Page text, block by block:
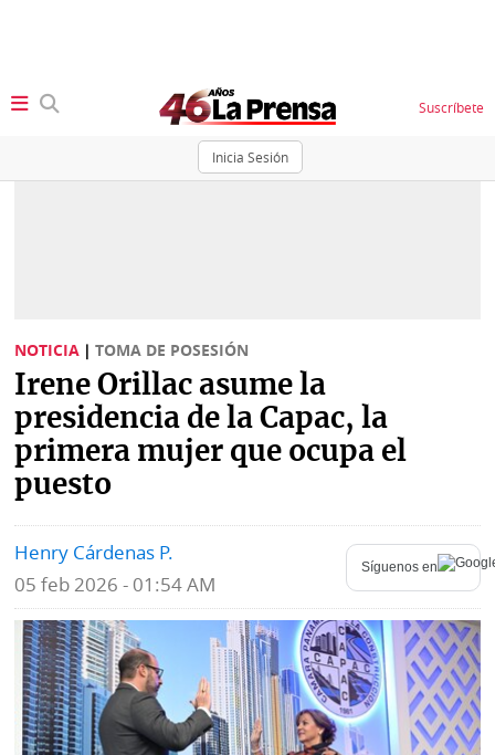
Inicia Sesión
Suscríbete
Sociedad
Judiciales
Política
Economía
Deportes
Tecnología
Ponle
la
Firma
K
Vivir+
Fotografías
Videos
de
erratas
NOTICIA | TOMA DE POSESIÓN
Irene Orillac asume la
presidencia de la Capac, la
primera mujer que ocupa el
puesto
Henry Cárdenas P.
05 feb 2026 - 01:54 AM
Síguenos en